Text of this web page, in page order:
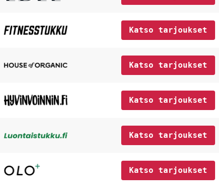
Katso tarjoukset
Katso tarjoukset
Katso tarjoukset
Katso tarjoukset
Katso tarjoukset